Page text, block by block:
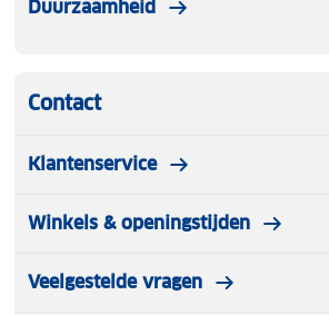
Duurzaamheid
Contact
Klantenservice
Winkels & openingstijden
Veelgestelde vragen